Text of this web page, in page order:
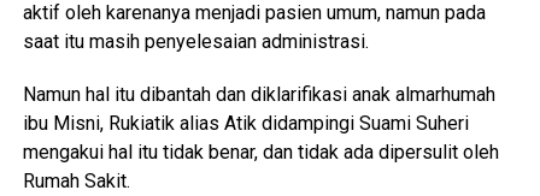
aktif oleh karenanya menjadi pasien umum, namun pada
saat itu masih penyelesaian administrasi.
Namun hal itu dibantah dan diklarifikasi anak almarhumah
ibu Misni, Rukiatik alias Atik didampingi Suami Suheri
mengakui hal itu tidak benar, dan tidak ada dipersulit oleh
Rumah Sakit.